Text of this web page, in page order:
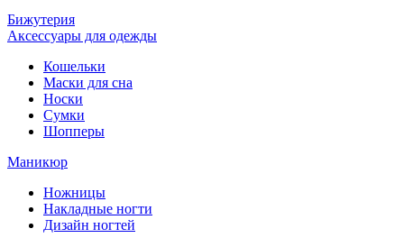
Бижутерия
Аксессуары для одежды
Кошельки
Маски для сна
Носки
Сумки
Шопперы
Маникюр
Ножницы
Накладные ногти
Дизайн ногтей